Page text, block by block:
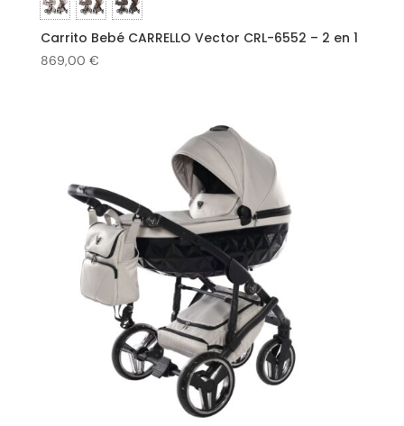
Carrito Bebé CARRELLO Vector CRL-6552 – 2 en 1
869,00 €